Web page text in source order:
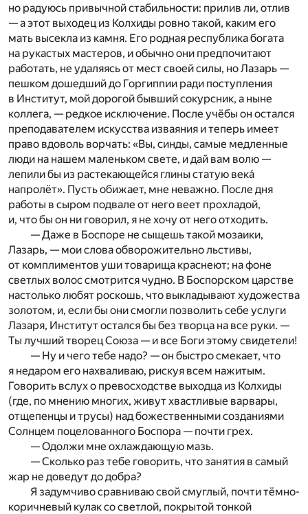
но радуюсь привычной стабильности: прилив ли, отлив
— а этот выходец из Колхиды ровно такой, каким его
мать высекла из камня. Его родная республика богата
на рукастых мастеров, и обычно они предпочитают
работать, не удаляясь от мест своей силы, но Лазарь —
пешком дошедший до Горгиппии ради поступления
в Институт, мой дорогой бывший сокурсник, а ныне
коллега, — редкое исключение. После учёбы он остался
преподавателем искусства изваяния и теперь имеет
право вдоволь ворчать: «Вы, синды, самые медленные
люди на нашем маленьком свете, и дай вам волю —
лепили бы из растекающейся глины статую века́
напролёт». Пусть обижает, мне неважно. После дня
работы в сыром подвале от него веет прохладой,
и, что бы он ни говорил, я не хочу от него отходить.
— Даже в Боспоре не сыщешь такой мозаики,
Лазарь, — мои слова обворожительно льстивы,
от комплиментов уши товарища краснеют; на фоне
светлых волос смотрится чудно. В Боспорском царстве
настолько любят роскошь, что выкладывают художества
золотом, и, если бы они смогли позволить себе услуги
Лазаря, Институт остался бы без творца на все руки. —
Ты лучший творец Союза — и все Боги этому свидетели!
— Ну и чего тебе надо? — он быстро смекает, что
я недаром его нахваливаю, рискуя всем нажитым.
Говорить вслух о превосходстве выходца из Колхиды
(где, по мнению многих, живут хвастливые варвары,
отщепенцы и трусы) над божественными созданиями
Солнцем поцелованного Боспора — почти грех.
— Одолжи мне охлаждающую мазь.
— Сколько раз тебе говорить, что занятия в самый
жар не доведут до добра?
Я задумчиво сравниваю свой смуглый, почти тёмно-
коричневый кулак со светлой, покрытой тонкой